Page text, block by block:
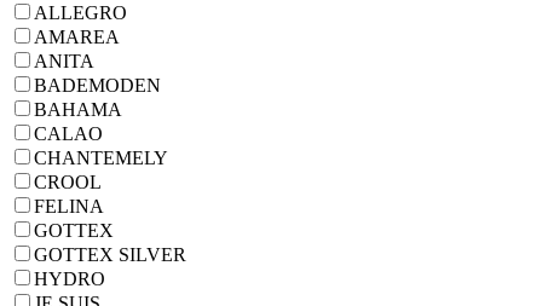
ALLEGRO
AMAREA
ANITA
BADEMODEN
BAHAMA
CALAO
CHANTEMELY
CROOL
FELINA
GOTTEX
GOTTEX SILVER
HYDRO